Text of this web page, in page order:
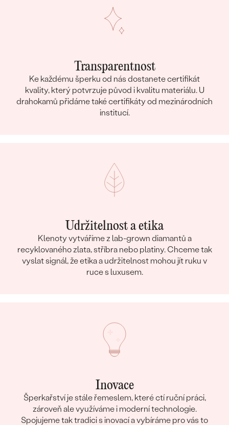
Transparentnost
Ke každému šperku od nás dostanete certifikát
kvality, který potvrzuje původ i kvalitu materiálu. U
drahokamů přidáme také certifikáty od mezinárodních
institucí.
Udržitelnost a etika
Klenoty vytváříme z lab-grown diamantů a
recyklovaného zlata, stříbra nebo platiny. Chceme tak
vyslat signál, že etika a udržitelnost mohou jít ruku v
ruce s luxusem.
Inovace
Šperkařství je stále řemeslem, které ctí ruční práci,
zároveň ale využíváme i moderní technologie.
Spojujeme tak tradici s inovací a vybíráme pro vás to